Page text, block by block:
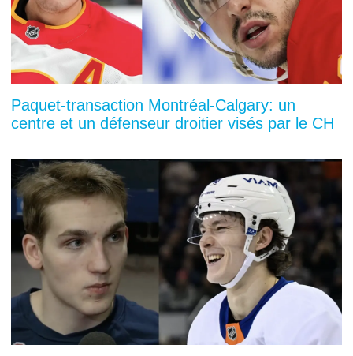
Paquet-transaction Montréal-Calgary: un
centre et un défenseur droitier visés par le CH